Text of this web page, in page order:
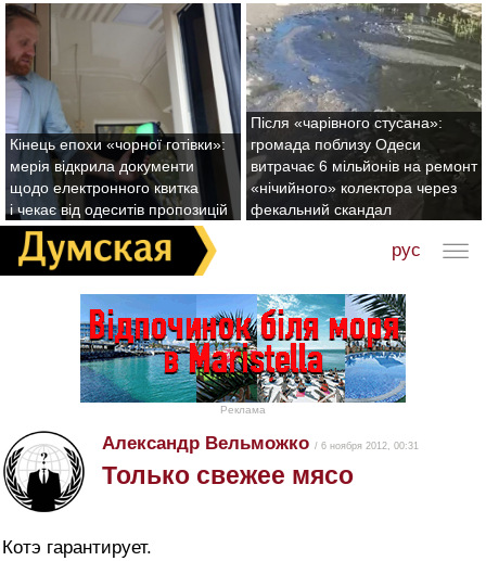
Кінець епохи «чорної готівки»:
мерія відкрила документи
щодо електронного квитка
і чекає від одеситів пропозицій
Після «чарівного стусана»:
громада поблизу Одеси
витрачає 6 мільйонів на ремонт
«нічийного» колектора через
фекальний скандал
рус
Реклама
Александр Вельможко / 6 ноября 2012, 00:31
Только свежее мясо
Котэ гарантирует.